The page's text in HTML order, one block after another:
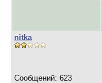
nitka
Сообщений: 623